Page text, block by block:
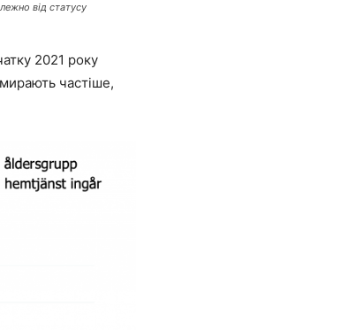
від статусу
2021 року
частіше,